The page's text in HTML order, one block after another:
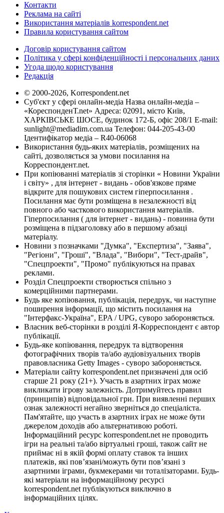
Контакти
Реклама на сайті
Використання матеріалів korrespondent.net
Правила користування сайтом
Договір користування сайтом
Політика у сфері конфіденційності і персональних даних
Угода щодо користування
Редакція
© 2000-2026, Korrespondent.net
Суб'єкт у сфері онлайн-медіа Назва онлайн-медіа –
«КореспонденТ.net» Адреса: 02091, місто Київ,
ХАРКІВСЬКЕ ШОСЕ, будинок 172-Б, офіс 208/1 E-mail:
sunlight@mediadim.com.ua Телефон: 044-205-43-00
Ідентифікатор медіа – R40-06068
Використання будь-яких матеріалів, розміщених на
сайті, дозволяється за умови посилання на
Корреспондент.net.
При копіюванні матеріалів зі сторінки « Новини України
і світу» , для інтернет - видань - обов'язкове пряме
відкрите для пошукових систем гіперпосилання .
Посилання має бути розміщена в незалежності від
повного або часткового використання матеріалів.
Гіперпосилання ( для інтернет - видань) - повинна бути
розміщена в підзаголовку або в першому абзаці
матеріалу.
Новини з позначками "Думка", "Експертиза", "Заява",
"Регіони", "Гроші", "Влада", "Вибори", "Тест-драйв",
"Спецпроекти", "Промо" публікуються на правах
реклами.
Розділ Спецпроекти створюється спільно з
комерційними партнерами.
Будь яке копіювання, публікація, передрук, чи наступне
поширення інформації, що містить посилання на
"Інтерфакс-Україна", EPA / UPG, суворо забороняється.
Власник веб-сторінки в розділі Я-Корреспондент є автор
публікації.
Будь-яке копіювання, передрук та відтворення
фотографічних творів та/або аудіовізуальних творів
правовласника Getty Images - суворо забороняється.
Матеріали сайту korrespondent.net призначені для осіб
старше 21 року (21+). Участь в азартних іграх може
викликати ігрову залежність. Дотримуйтесь правил
(принципів) відповідальної гри. При виявленні перших
ознак залежності негайно зверніться до спеціаліста.
Пам'ятайте, що участь в азартних іграх не може бути
джерелом доходів або альтернативою роботі.
Інформаційний ресурс korrespondent.net не проводить
ігри на реальні та/або віртуальні гроші, також сайт не
приймає ні в якій формі оплату ставок та інших
платежів, які пов’язані/можуть бути пов’язані з
азартними іграми, букмекерами чи тоталізаторами. Будь-
які матеріали на інформаційному ресурсі
korrespondent.net публікуються виключно в
інформаційних цілях.